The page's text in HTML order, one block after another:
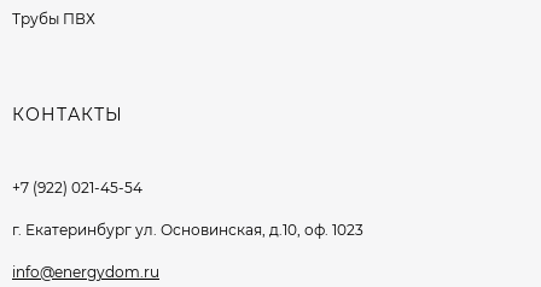
Трубы ПВХ
КОНТАКТЫ
+7 (922) 021-45-54
г. Екатеринбург ул. Основинская, д.10, оф. 1023
info@energydom.ru